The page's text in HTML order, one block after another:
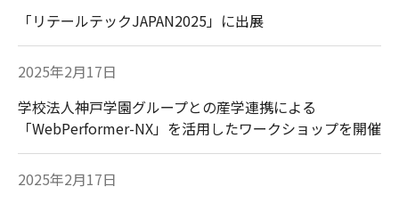
「リテールテックJAPAN2025」に出展
2025年2月17日
学校法人神戸学園グループとの産学連携による
「WebPerformer-NX」を活用したワークショップを開催
2025年2月17日